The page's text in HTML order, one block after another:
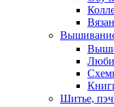
Шитье,